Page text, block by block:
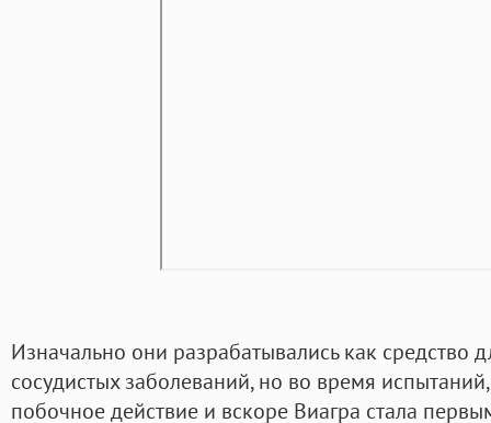
Изначально они разрабатывались как средство
сосудистых заболеваний, но во время
побочное действие и вскоре Виагра стала